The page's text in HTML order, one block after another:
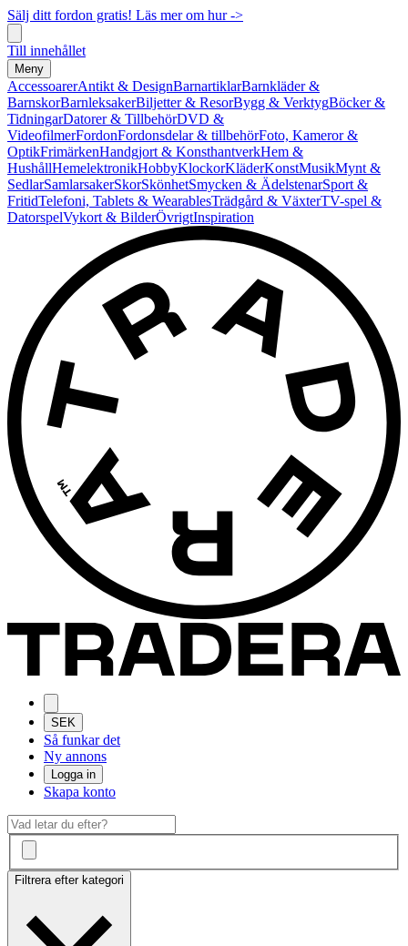
Sälj ditt fordon gratis! Läs mer om hur ->
Till innehållet
Meny
AccessoarerAntikt & DesignBarnartiklarBarnkläder &
BarnskorBarnleksakerBiljetter & ResorBygg & VerktygBöcker &
TidningarDatorer & TillbehörDVD &
VideofilmerFordonFordonsdelar & tillbehörFoto, Kameror &
OptikFrimärkenHandgjort & KonsthantverkHem &
HushållHemelektronikHobbyKlockorKläderKonstMusikMynt &
SedlarSamlarsakerSkorSkönhetSmycken & ÄdelstenarSport &
FritidTelefoni, Tablets & WearablesTrädgård & VäxterTV-spel &
DatorspelVykort & BilderÖvrigtInspiration
SEK
Så funkar det
Ny annons
Logga in
Skapa konto
Filtrera efter kategori